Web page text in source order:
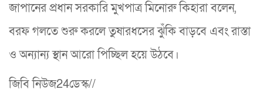
জাপানের প্রধান সরকারি মুখপাত্র মিনোরু কিহারা বলেন,
বরফ গলতে শুরু করলে তুষারধসের ঝুঁকি বাড়বে এবং রাস্তা
ও অন্যান্য স্থান আরো পিচ্ছিল হয়ে উঠবে।
জিবি নিউজ24ডেস্ক//